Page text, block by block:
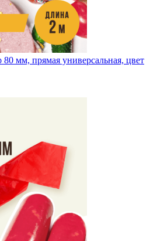
мм, прямая универсальная, цвет